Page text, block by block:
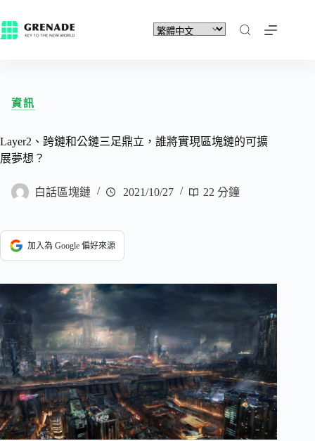
資訊
Layer2、跨鏈和公鏈三足鼎立，誰將實現區塊鏈的可擴
展夢想？
白話區塊鏈 2021/10/27 22 分鐘
加入為 Google 偏好來源